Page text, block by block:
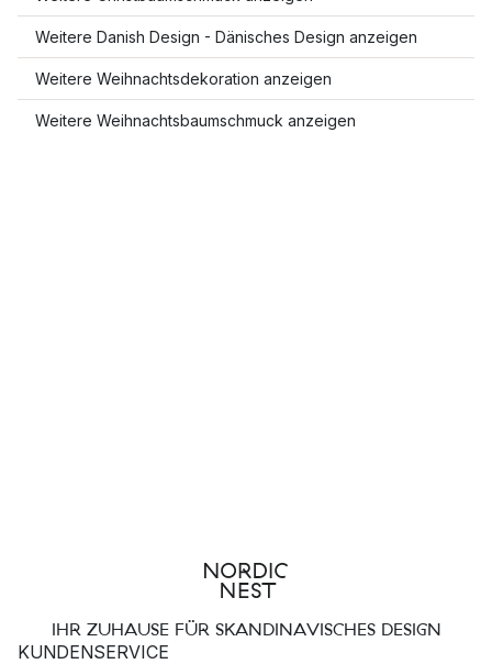
Weitere Danish Design - Dänisches Design anzeigen
Weitere Weihnachtsdekoration anzeigen
Weitere Weihnachtsbaumschmuck anzeigen
IHR ZUHAUSE FÜR SKANDINAVISCHES DESIGN
KUNDENSERVICE